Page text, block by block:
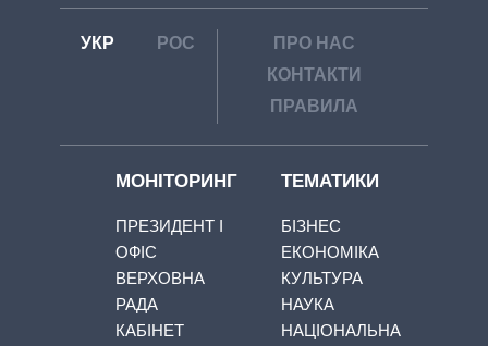
УКР РОС
ПРО НАС
КОНТАКТИ
ПРАВИЛА
МОНІТОРИНГ
ПРЕЗИДЕНТ І
ОФІС
ВЕРХОВНА
РАДА
КАБІНЕТ
ТЕМАТИКИ
БІЗНЕС
ЕКОНОМІКА
КУЛЬТУРА
НАУКА
НАЦІОНАЛЬНА